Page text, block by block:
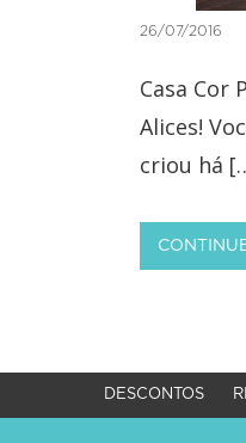
26/07/2016
Casa Cor
Alices!
criou há
DESCONTOS